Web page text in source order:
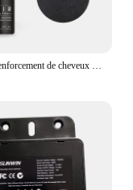
Fiber de renforcement de cheveux unisexe, kératine naturelle, poudre coiffante, perte de fibres chauve, Pack de construction de la naissance des cheveux, optimiseur, croissance Dense des cheveux